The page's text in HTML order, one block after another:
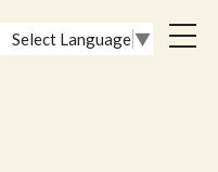
Select Language ▼